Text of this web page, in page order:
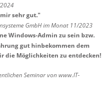
sehr gut."
GmbH im Monat 11/2023
Windows-Admin zu sein bzw.
gut hinbekommen dem
die Möglichkeiten zu entdecken!
Seminar von www.IT-